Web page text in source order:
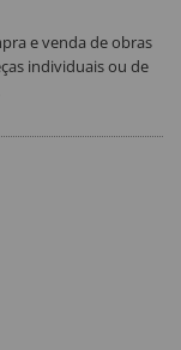
e venda de obras
individuais ou de